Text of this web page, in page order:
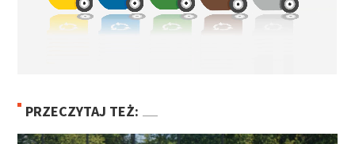
PRZECZYTAJ TEŻ: